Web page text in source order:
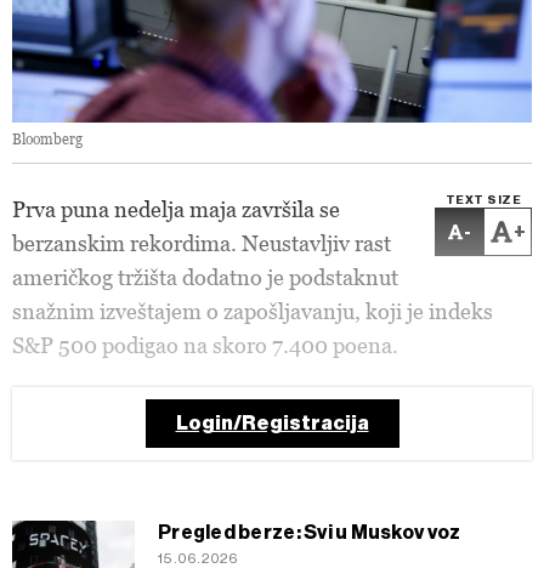
Bloomberg
TEXT SIZE
- +
Prva puna nedelja maja završila se
berzanskim rekordima. Neustavljiv rast
američkog tržišta dodatno je podstaknut
snažnim izveštajem o zapošljavanju, koji je indeks
S&P 500 podigao na skoro 7.400 poena.
Login/Registracija
Pregled berze: Svi u Muskov voz
15.06.2026